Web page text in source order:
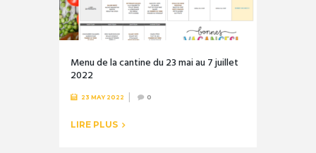
Menu de la cantine du 23 mai au 7 juillet
2022
23 MAY 2022 0
LIRE PLUS